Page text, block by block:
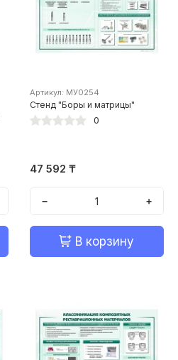
Артикул: МУ0254
Стенд "Боры и матрицы"
0
47 592 ₸
− +
В корзину